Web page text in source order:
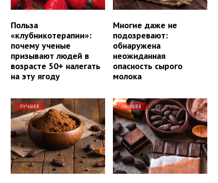
Польза
«клубникотерапии»:
почему ученые
призывают людей в
возрасте 50+ налегать
на эту ягоду
Многие даже не
подозревают:
обнаружена
неожиданная
опасность сырого
молока
ЛУЧШЕЕ ЛУЧШЕЕ